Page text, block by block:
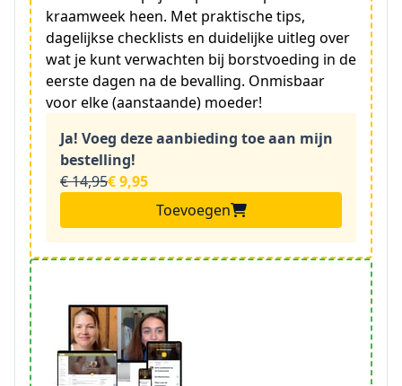
kraamweek heen. Met praktische tips,
dagelijkse checklists en duidelijke uitleg over
wat je kunt verwachten bij borstvoeding in de
eerste dagen na de bevalling. Onmisbaar
voor elke (aanstaande) moeder!
Ja! Voeg deze aanbieding toe aan mijn
bestelling!
€ 14,95€ 9,95
Toevoegen